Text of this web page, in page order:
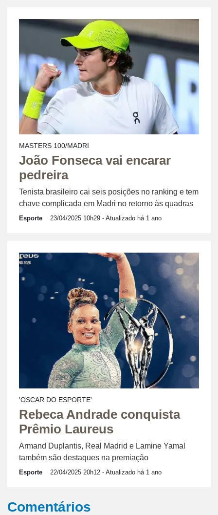
MASTERS 100/MADRI
João Fonseca vai encarar
pedreira
Tenista brasileiro cai seis posições no ranking e tem
chave complicada em Madri no retorno às quadras
Esporte 23/04/2025 10h29 - Atualizado há 1 ano
'OSCAR DO ESPORTE'
Rebeca Andrade conquista
Prêmio Laureus
Armand Duplantis, Real Madrid e Lamine Yamal
também são destaques na premiação
Esporte 22/04/2025 20h12 - Atualizado há 1 ano
Comentários